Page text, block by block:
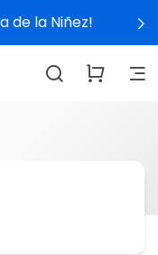
de la Niñez!